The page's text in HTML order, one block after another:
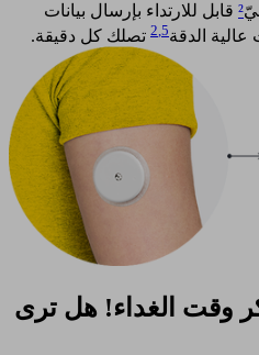
² قابل للارتداء بإرسال بيانات
الدقة 2,5 تصلك كل دقيقة.​
وقت الغداء! هل ترى